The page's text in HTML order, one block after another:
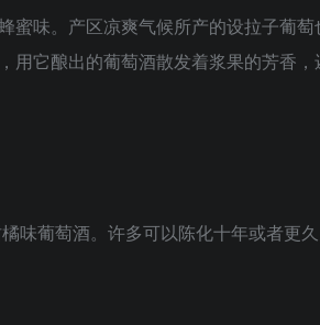
蜜味。产区凉爽气候所产的设拉子葡
它酿出的葡萄酒散发着浆果的芳香，
味葡萄酒。许多可以陈化十年或者更久